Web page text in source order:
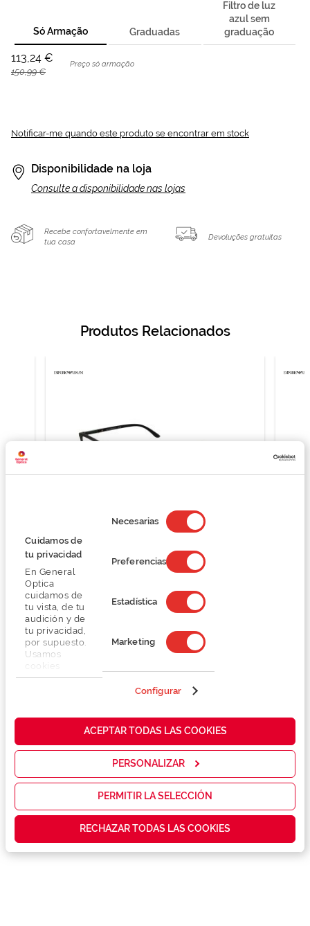
Cuidamos de
tu privacidad
En General
Optica
cuidamos de
tu vista, de tu
audición y de
tu privacidad,
por supuesto.
Usamos
propias y de
cómo mejorar
servicios y
las
que realmente
contenidos
personalizados
de
consentimiento
Necesarias
Preferencias
Estadística
Marketing
Configurar
ACEPTAR TODAS LAS COOKIES
PERSONALIZAR
PERMITIR LA SELECCIÓN
RECHAZAR TODAS LAS COOKIES
Só Armação
113,24 €
150,99 €
Preço só armação
Graduadas
Filtro de luz
azul sem
graduação
Notificar-me quando este produto se encontrar em stock
Disponibilidade na loja
Consulte a disponibilidade nas lojas
Recebe confortavelmente em
tua casa
Devoluções gratuitas
Produtos Relacionados
Emporio Armani 0EA4160
O preço inclui apenas a armação
129,00 €
172,00 €
Detalhes
Marca
Garantias e serviços exclusivos